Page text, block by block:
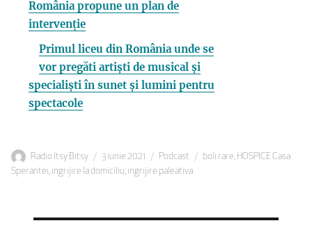
România propune un plan de
intervenție
Primul liceu din România unde se
vor pregăti artiști de musical și
specialiști în sunet și lumini pentru
spectacole
Autor
Radio Itsy Bitsy
Publicat
pe
3 iunie 2021 Categorii
Podcast Etichete
boli rare, HOSPICE Casa
Sperantei, ingrijire la domiciliu, ingrijire paleativa